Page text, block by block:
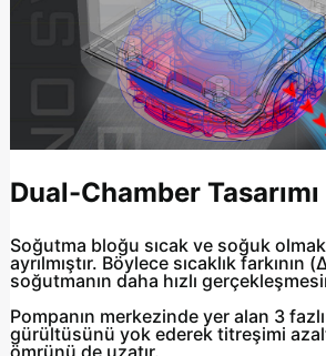
Dual-Chamber Tasarımı
Soğutma bloğu sıcak ve soğuk
ayrılmıştır. Böylece sıcaklık farkının
soğutmanın daha hızlı
Pompanın merkezinde yer alan 3
gürültüsünü yok ederek titreşimi
ömrünü de uzatır.